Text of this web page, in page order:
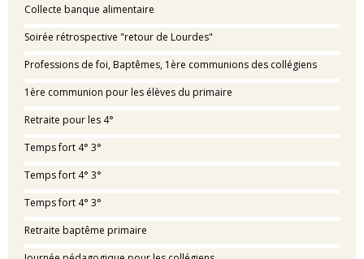
Collecte banque alimentaire
Soirée rétrospective "retour de Lourdes"
Professions de foi, Baptêmes, 1ère communions des collégiens
1ère communion pour les élèves du primaire
Retraite pour les 4°
Temps fort 4° 3°
Temps fort 4° 3°
Temps fort 4° 3°
Retraite baptême primaire